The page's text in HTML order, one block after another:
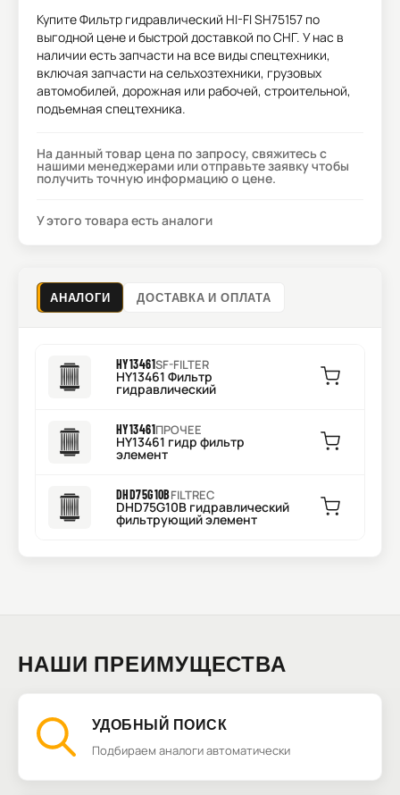
КупитеФильтр гидравлический HI-FI SH75157 по
выгодной цене и быстрой доставкой по СНГ. У нас в
наличии есть запчасти на все виды спецтехники,
включая запчасти на сельхозтехники, грузовых
автомобилей, дорожная или рабочей, строительной,
подъемная спецтехника.
На данный товар цена по запросу, свяжитесь с
нашими менеджерами или отправьте заявку чтобы
получить точную информацию о цене.
У этого товара есть аналоги
АНАЛОГИ ДОСТАВКА И ОПЛАТА
HY13461SF-FILTER
HY13461 Фильтр
гидравлический
HY13461ПРОЧЕЕ
HY13461 гидр фильтр
элемент
DHD75G10BFILTREC
DHD75G10B гидравлический
фильтрующий элемент
НАШИ ПРЕИМУЩЕСТВА
УДОБНЫЙ ПОИСК
Подбираем аналоги автоматически